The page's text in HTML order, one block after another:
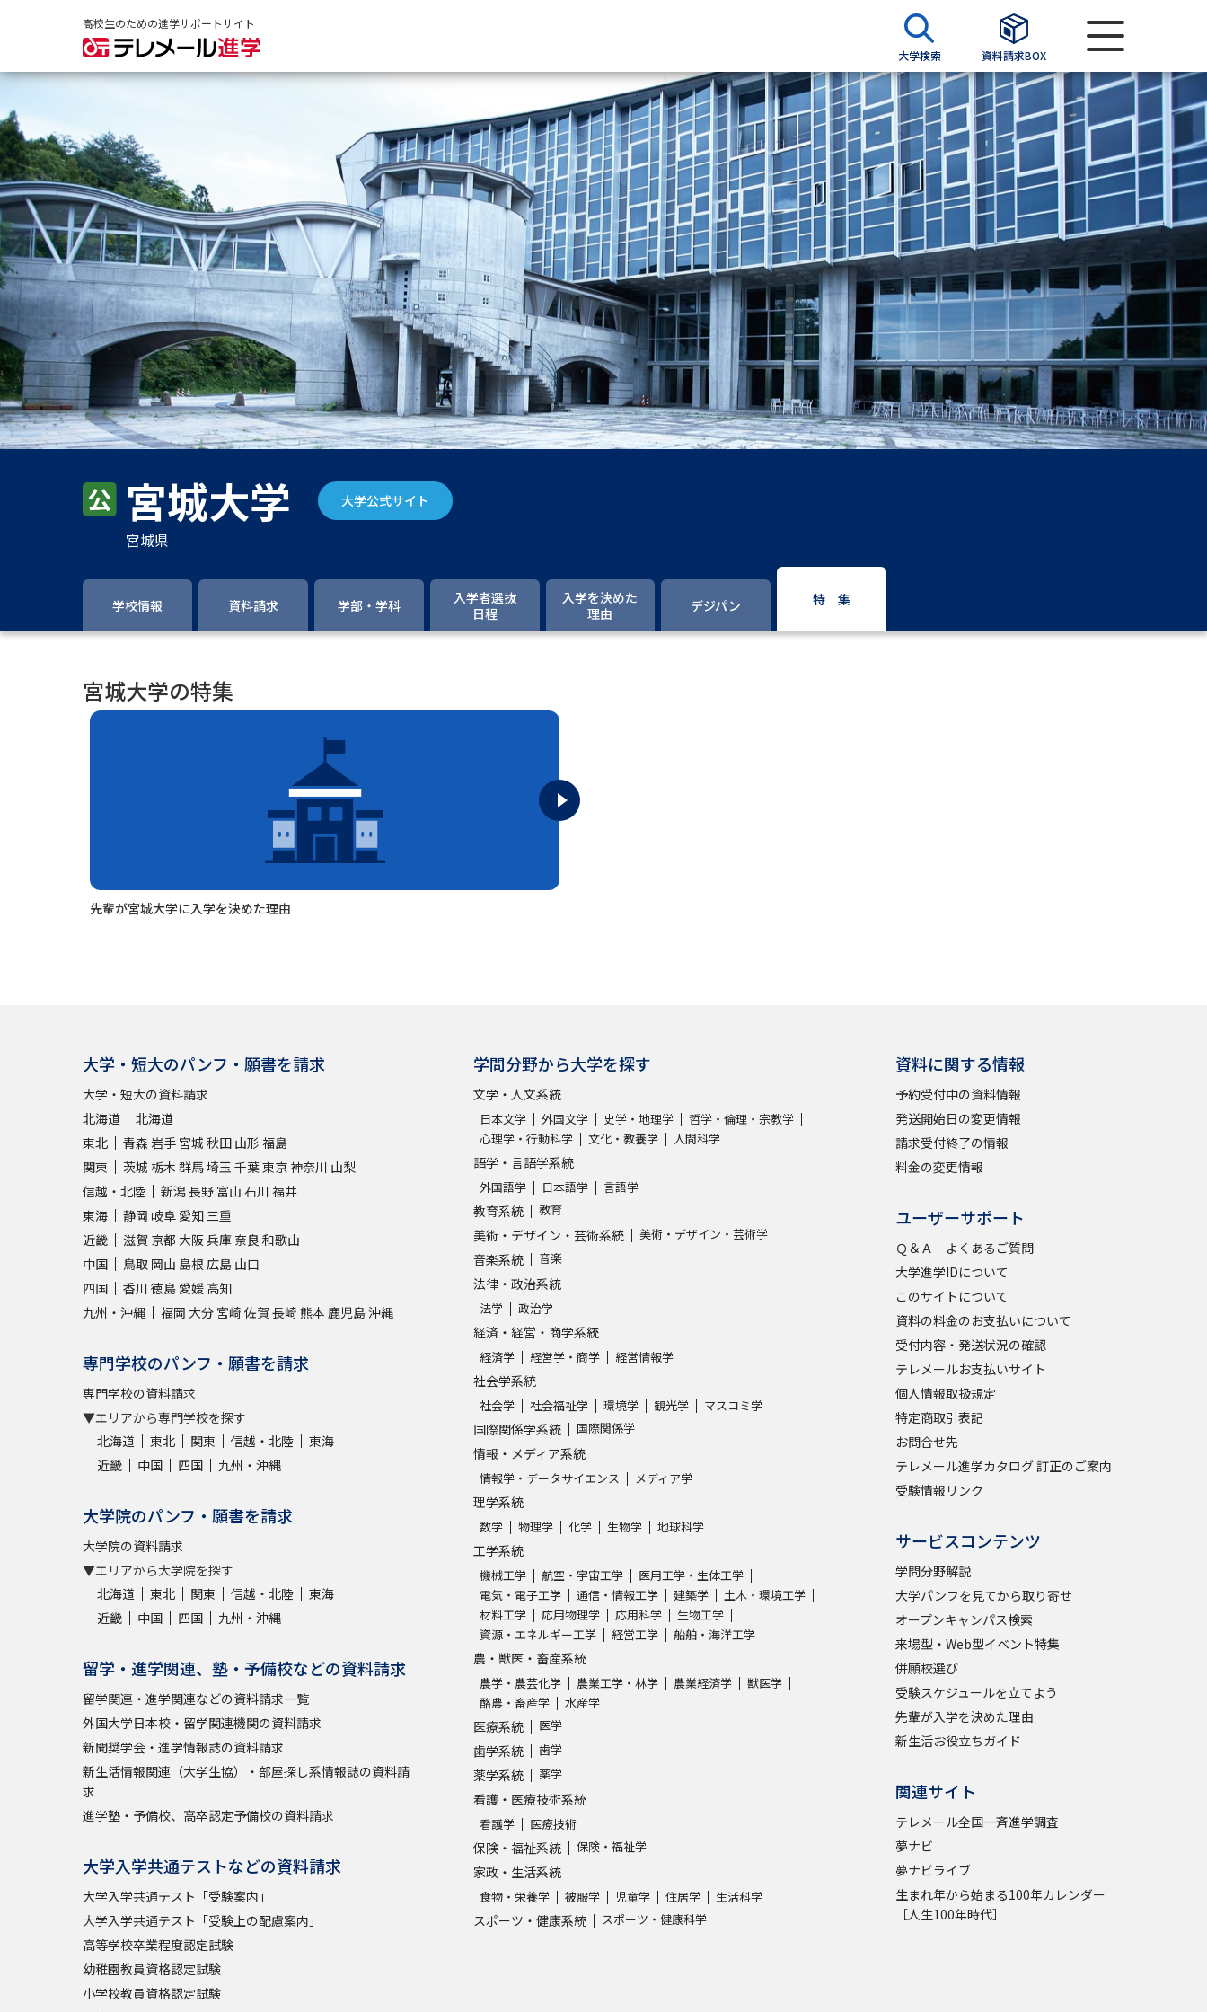
高校生のための進学サポートサイト
大学検索 資料請求BOX
資料請求 資料検索
大学・短大の資料種類から請求
大学パンフ
学部・学科パンフ
総合型選抜・学校推薦型選抜 募集要項＆願書
大学入学共通テスト利用選抜の募集要項＆願書
過去問題集
大学・短大以外の資料から請求
専門学校の資料請求 大学院の資料請求
留学・進学関連、塾・予備校
大学入学共通テスト「受験案内」の請求
大学入学共通テスト「受験上の配慮案内」の請求
高等学校卒業程度認定試験
大学研究
新学年スタート号特集ページ（高2生用）
SELFBRAND特集ページ
オープンキャンパスなどを調べる
志望校・出願校を調べる
併願校選び 受験スケジュールを立てよう
先輩が入学を決めた理由
テレメール全国一斉進学調査
学問検索
大学で学びたい学問発見
学問のミニ講義「夢ナビ講義」 学問の教科書 夢ナビライブ
ユーザーサポート
このサイトについて
資料の料金のお支払いについて 受付内容・発送状況の確認 テレメール お支払いサイト
テレメール進学カタログ
受験情報リンク
宮城大学 大学公式サイト
宮城県
学校情報 資料請求 学部・学科
入学者選抜
日程
入学を決めた
理由
デジパン 特 集
宮城大学の特集
先輩が宮城大学に入学を決めた理由
大学・短大のパンフ・願書を請求
大学・短大の資料請求
北海道
北海道
東北
青森 岩手 宮城 秋田 山形 福島
関東
茨城 栃木 群馬埼玉 千葉東京神奈川 山梨
信越・北陸
新潟長野 富山 石川 福井
東海
静岡 岐阜 愛知 三重
近畿
滋賀 京都 大阪兵庫奈良 和歌山
中国
鳥取 岡山 島根 広島 山口
四国
香川 徳島 愛媛 高知
九州・沖縄
福岡 大分 宮崎 佐賀 長崎 熊本 鹿児島沖縄
専門学校のパンフ・願書を請求
専門学校の資料請求
▼エリアから専門学校を探す
北海道
東北 関東 信越・北陸
東海
近畿
中国 四国 九州・沖縄
大学院のパンフ・願書を請求
大学院の資料請求
▼エリアから大学院を探す
北海道
東北 関東 信越・北陸
東海
近畿
中国 四国 九州・沖縄
留学・進学関連、塾・予備校などの資料請求
留学関連・進学関連などの資料請求一覧
外国大学日本校・留学関連機関の資料請求
新聞奨学会・進学情報誌の資料請求
新生活情報関連（大学生協）・部屋探し系情報誌の資料請
求
進学塾・予備校、高卒認定予備校の資料請求
大学入学共通テストなどの資料請求
大学入学共通テスト「受験案内」
大学入学共通テスト「受験上の配慮案内」
高等学校卒業程度認定試験
幼稚園教員資格認定試験
小学校教員資格認定試験
学問分野から大学を探す
文学・人文系統
日本文学 外国文学 史学・地理学
哲学・倫理・宗教学
心理学・行動科学
文化・教養学 人間科学
語学・言語学系統
外国語学 日本語学 言語学
教育系統 教育
美術・デザイン・芸術系統 美術・デザイン・芸術学
音楽系統 音楽
法律・政治系統
法学 政治学
経済・経営・商学系統
経済学 経営学・商学 経営情報学
社会学系統
社会学 社会福祉学 環境学 観光学 マスコミ学
国際関係学系統 国際関係学
情報・メディア系統
情報学・データサイエンス メディア学
理学系統
数学 物理学 化学 生物学 地球科学
工学系統
機械工学 航空・宇宙工学
医用工学・生体工学
電気・電子工学
通信・情報工学 建築学
土木・環境工学
材料工学
応用物理学 応用科学
生物工学
資源・エネルギー工学
経営工学 船舶・海洋工学
農・獣医・畜産系統
農学・農芸化学 農業工学・林学 農業経済学
獣医学
酪農・畜産学
水産学
医療系統 医学
歯学系統 歯学
薬学系統 薬学
看護・医療技術系統
看護学 医療技術
保険・福祉系統 保険・福祉学
家政・生活系統
食物・栄養学 被服学 児童学 住居学 生活科学
スポーツ・健康系統 スポーツ・健康科学
資料に関する情報
予約受付中の資料情報
発送開始日の変更情報
請求受付終了の情報
料金の変更情報
ユーザーサポート
Ｑ＆Ａ よくあるご質問
大学進学IDについて
このサイトについて
資料の料金のお支払いについて
受付内容・発送状況の確認
テレメールお支払いサイト
個人情報取扱規定
特定商取引表記
お問合せ先
テレメール進学カタログ 訂正のご案内
受験情報リンク
サービスコンテンツ
学問分野解説
大学パンフを見てから取り寄せ
オープンキャンパス検索
来場型・Web型イベント特集
併願校選び
受験スケジュールを立てよう
先輩が入学を決めた理由
新生活お役立ちガイド
関連サイト
テレメール全国一斉進学調査
夢ナビ
夢ナビライブ
生まれ年から始まる100年カレンダー
［人生100年時代］